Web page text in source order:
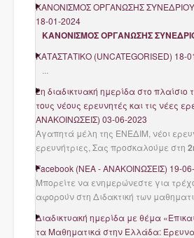
ΚΑΝΟΝΙΣΜΟΣ ΟΡΓΑΝΩΣΗΣ ΣΥΝΕΔΡΙΟΥ
18-01-2024
ΚΑΝΟΝΙΣΜΟΣ ΟΡΓΑΝΩΣΗΣ
ΚΑΤΑΣΤΑΤΙΚΟ (UNCATEGORISED) 18-
...
2η διαδικτυακή ημερίδα στο
τους νέους ερευνητές και τις νέες
ΑΝΑΚΟΙΝΏΣΕΙΣ) 03-06-2023
Αγαπητά μέλη της ΕΝΕΔΙΜ, νέοι
ερευνήτριες, Σας προσκαλούμε στη
Facebook (ΝΈΑ - ΑΝΑΚΟΙΝΏΣΕΙΣ) 19-
Μπορείτε να ενημερώνεστε για
αφορούν στη Διδακτική των
Διαδικτυακή ημερίδα με θέμα
τα Μαθηματικά στην Ελλάδα: Έρευνα